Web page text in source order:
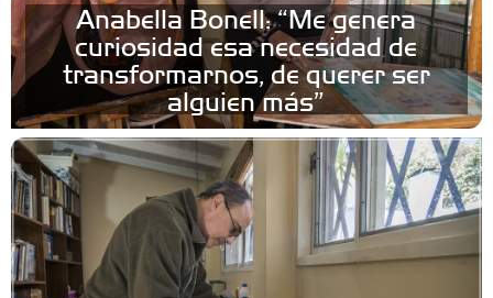
Anabella Bonell: “Me genera
curiosidad esa necesidad de
transformarnos, de querer ser
alguien más”